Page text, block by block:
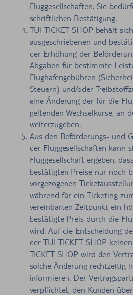
Fluggesellschaften. Sie
schriftlichen Bestätigung.
TUI TICKET SHOP behält
ausgeschriebenen und
der Erhöhung der
Abgaben für bestimmte
Flughafengebühren
Steuern) und/oder
eine Änderung der für die
geltenden Wechselkurse, an
weiterzugeben.
Aus den Beförderungs- und
der Fluggesellschaften kann
Fluggesellschaft ergeben,
bestätigten Preise nur noch
vorgezogenen
während für ein Ticketing
vereinbarten Zeitpunkt ein
bestätigte Preis durch die
wird. Auf die Entscheidung
der TUI TICKET SHOP
TICKET SHOP wird den
solche Änderung rechtzeitig
informieren. Der
verpflichtet, den Kunden